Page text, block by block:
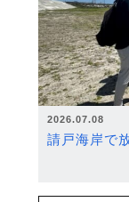
2026.07.08
請戸海岸で